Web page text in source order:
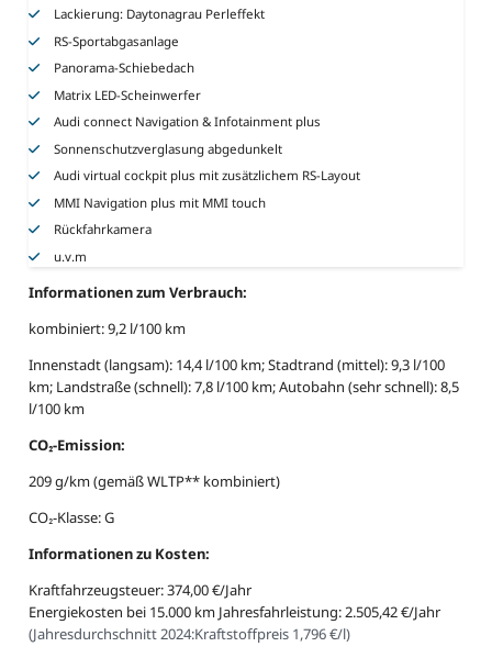
Lackierung: Daytonagrau Perleffekt
RS-Sportabgasanlage
Panorama-Schiebedach
Matrix LED-Scheinwerfer
Audi connect Navigation & Infotainment plus
Sonnenschutzverglasung abgedunkelt
Audi virtual cockpit plus mit zusätzlichem RS-Layout
MMI Navigation plus mit MMI touch
Rückfahrkamera
u.v.m
Informationen zum Verbrauch:
kombiniert: 9,2 l/100 km
Innenstadt (langsam): 14,4 l/100 km; Stadtrand (mittel): 9,3 l/100
km; Landstraße (schnell): 7,8 l/100 km; Autobahn (sehr schnell): 8,5
l/100 km
CO₂-Emission:
209 g/km (gemäß WLTP** kombiniert)
CO₂-Klasse: G
Informationen zu Kosten:
Kraftfahrzeugsteuer: 374,00 €/Jahr
Energiekosten bei 15.000 km Jahresfahrleistung: 2.505,42 €/Jahr
(Jahresdurchschnitt 2024:Kraftstoffpreis 1,796 €/l)